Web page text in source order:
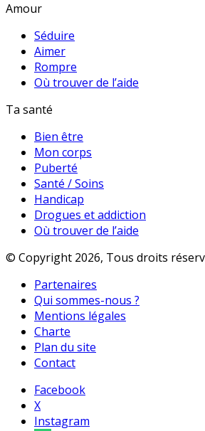
Amour
Séduire
Aimer
Rompre
Où trouver de l’aide
Ta santé
Bien être
Mon corps
Puberté
Santé / Soins
Handicap
Drogues et addiction
Où trouver de l’aide
© Copyright 2026, Tous droits
Partenaires
Qui sommes-nous ?
Mentions légales
Charte
Plan du site
Contact
Facebook
X
Instagram